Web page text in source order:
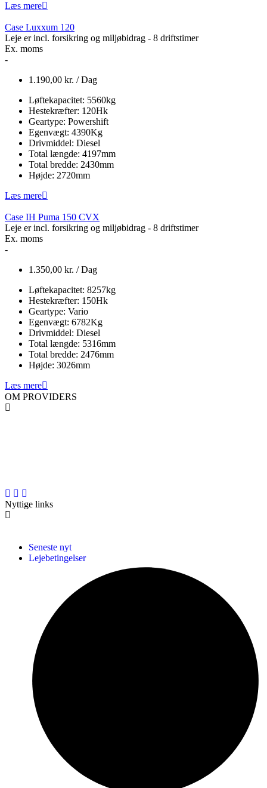
Læs mere
Case Luxxum 120
Leje er incl. forsikring og miljøbidrag - 8 driftstimer
Ex. moms
-
1.190,00 kr. / Dag
Løftekapacitet: 5560kg
Hestekræfter: 120Hk
Geartype: Powershift
Egenvægt: 4390Kg
Drivmiddel: Diesel
Total længde: 4197mm
Total bredde: 2430mm
Højde: 2720mm
Læs mere
Case IH Puma 150 CVX
Leje er incl. forsikring og miljøbidrag - 8 driftstimer
Ex. moms
-
1.350,00 kr. / Dag
Løftekapacitet: 8257kg
Hestekræfter: 150Hk
Geartype: Vario
Egenvægt: 6782Kg
Drivmiddel: Diesel
Total længde: 5316mm
Total bredde: 2476mm
Højde: 3026mm
Læs mere
OM PROVIDERS
Nyttige links
Seneste nyt
Lejebetingelser